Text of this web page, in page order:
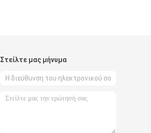
Στείλτε μας μήνυμα